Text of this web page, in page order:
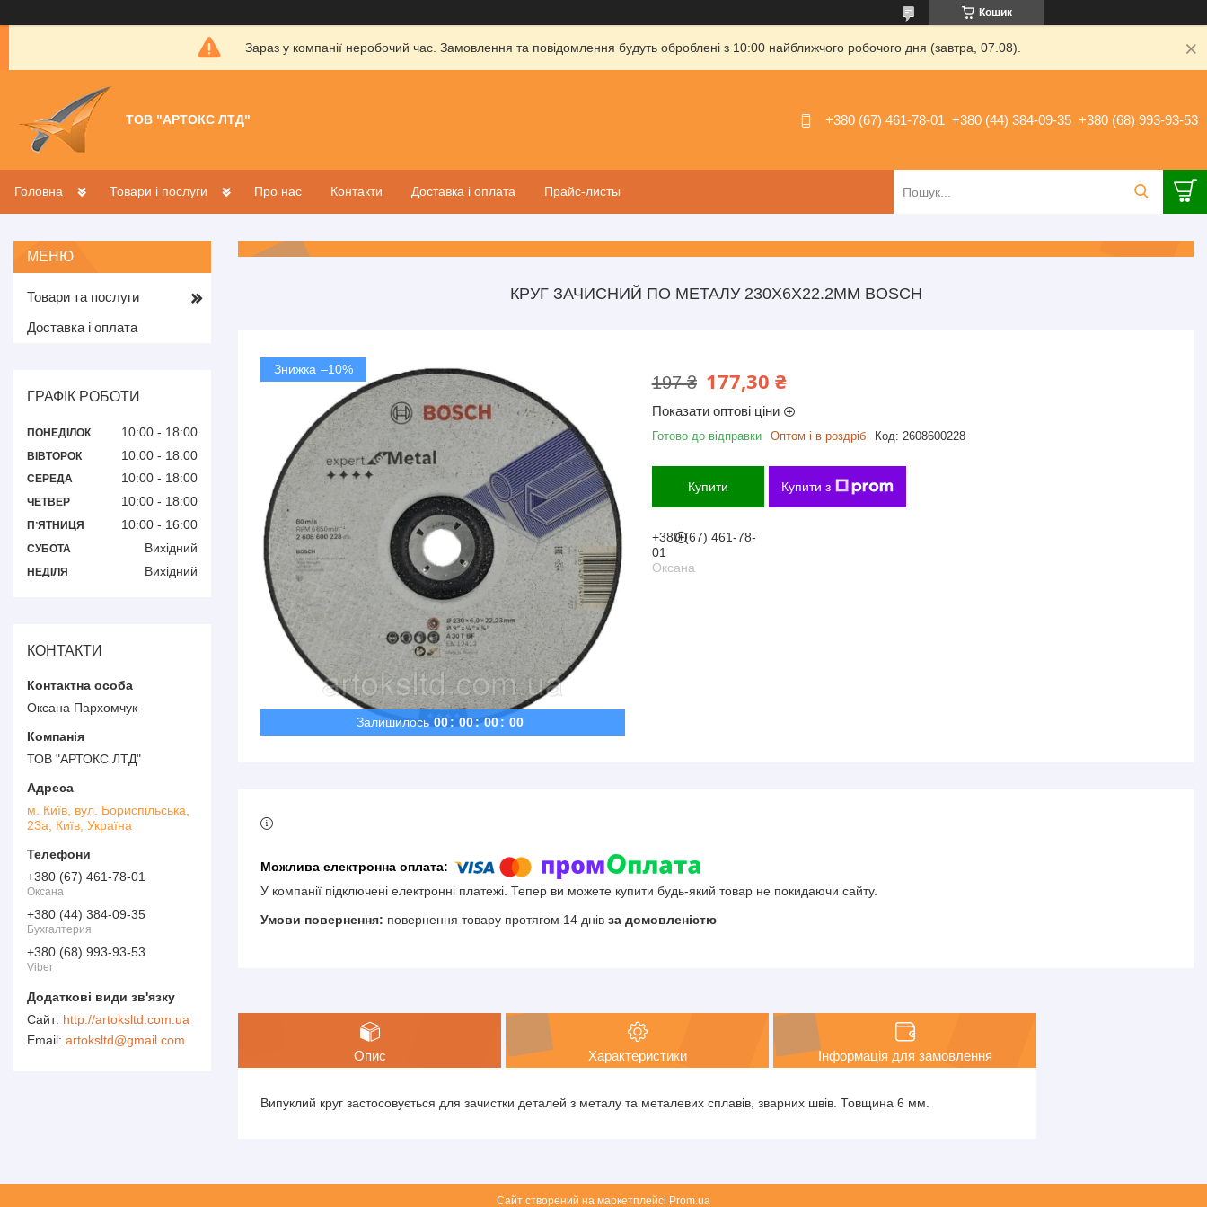
Кошик
Зараз у компанії неробочий час. Замовлення та повідомлення будуть оброблені з 10:00 найближчого робочого дня (завтра, 07.08).
ТОВ "АРТОКС ЛТД" +380 (67) 461-78-01 +380 (44) 384-09-35 +380 (68) 993-93-53
Головна Товари і послуги Про нас Контакти Доставка і оплата Прайс-листы
КРУГ ЗАЧИСНИЙ ПО МЕТАЛУ 230X6Х22.2ММ BOSCH
Залишилось 00 00 00 00
–10%
197 ₴ 177,30 ₴
Показати оптові ціни
Готово до відправки Оптом і в роздріб Код: 2608600228
Купити Купити з
+380 (67) 461-78-
01
Оксана
У компанії підключені електронні платежі. Тепер ви можете купити будь-який товар не покидаючи сайту.
повернення товару протягом 14 днів за домовленістю
Опис Характеристики Інформація для замовлення
Випуклий круг застосовується для зачистки деталей з металу та металевих сплавів, зварних швів. Товщина 6 мм.
Товари та послуги
Доставка і оплата
ГРАФІК РОБОТИ
ПОНЕДІЛОК 10:00 18:00
ВІВТОРОК 10:00 18:00
СЕРЕДА 10:00 18:00
ЧЕТВЕР 10:00 18:00
ПʼЯТНИЦЯ 10:00 16:00
СУБОТА Вихідний
НЕДІЛЯ Вихідний
КОНТАКТИ
Оксана Пархомчук
ТОВ "АРТОКС ЛТД"
м. Київ, вул. Бориспільська,
23а, Київ, Україна
+380 (67) 461-78-01
Оксана
+380 (44) 384-09-35
Бухгалтерия
+380 (68) 993-93-53
Viber
http://artoksltd.com.ua
artoksltd@gmail.com
Сайт створений на маркетплейсі Prom.ua